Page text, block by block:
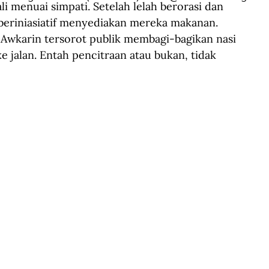
menuai simpati. Setelah lelah berorasi dan
menyediakan mereka makanan.
tersorot publik membagi-bagikan nasi
jalan. Entah pencitraan atau bukan, tidak